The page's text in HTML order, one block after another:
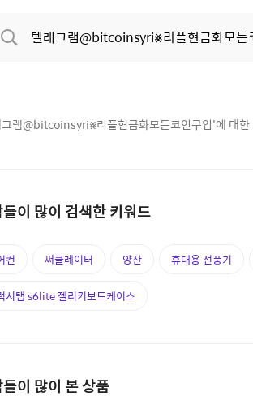
램@bitcoinsyri⨳리플현금화모든코인구입'에 대한
이 많이 검색한 키워드
컨 써큘레이터 양산 휴대용 선풍기
시탭 s6lite 젤리키보드케이스
이 많이 본 상품